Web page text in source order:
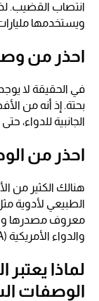
انتصاب القضيب.
ويستخدمها
احذر من وصف
بحتة. إذ أنه من
الجانبية للدواء،
احذر من
هنالك الكثير من
الطبيعي لأدوية
معروف مصدرها
والدواء الأمريكية (FDA)
لماذا
الوصفات